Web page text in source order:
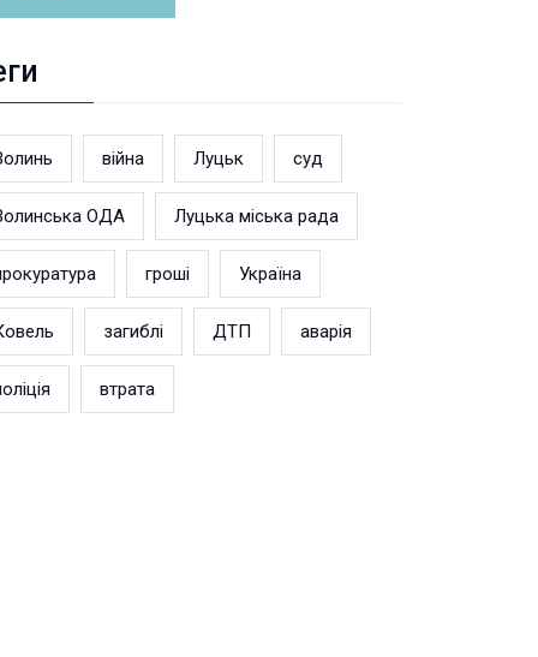
війна Луцьк суд
ОДА Луцька міська рада
гроші Україна
загиблі ДТП аварія
втрата